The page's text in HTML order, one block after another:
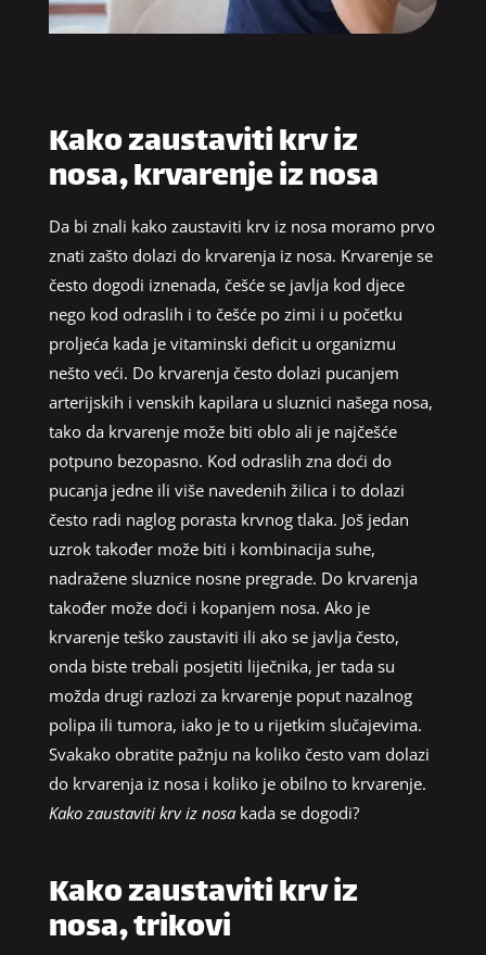
Kako zaustaviti krv iz
nosa, krvarenje iz nosa
Da bi znali kako zaustaviti krv iz nosa moramo prvo
znati zašto dolazi do krvarenja iz nosa. Krvarenje se
često dogodi iznenada, češće se javlja kod djece
nego kod odraslih i to češće po zimi i u početku
proljeća kada je vitaminski deficit u organizmu
nešto veći. Do krvarenja često dolazi pucanjem
arterijskih i venskih kapilara u sluznici našega nosa,
tako da krvarenje može biti oblo ali je najčešće
potpuno bezopasno. Kod odraslih zna doći do
pucanja jedne ili više navedenih žilica i to dolazi
često radi naglog porasta krvnog tlaka. Još jedan
uzrok također može biti i kombinacija suhe,
nadražene sluznice nosne pregrade. Do krvarenja
također može doći i kopanjem nosa. Ako je
krvarenje teško zaustaviti ili ako se javlja često,
onda biste trebali posjetiti liječnika, jer tada su
možda drugi razlozi za krvarenje poput nazalnog
polipa ili tumora, iako je to u rijetkim slučajevima.
Svakako obratite pažnju na koliko često vam dolazi
do krvarenja iz nosa i koliko je obilno to krvarenje.
Kako zaustaviti krv iz nosakada se dogodi?
Kako zaustaviti krv iz
nosa, trikovi